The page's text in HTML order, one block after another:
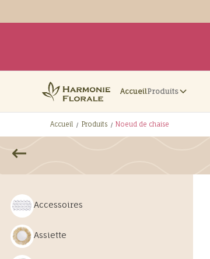
AccueilProduits
Accueil Produits Noeud de chaise
Accessoires
Assiette